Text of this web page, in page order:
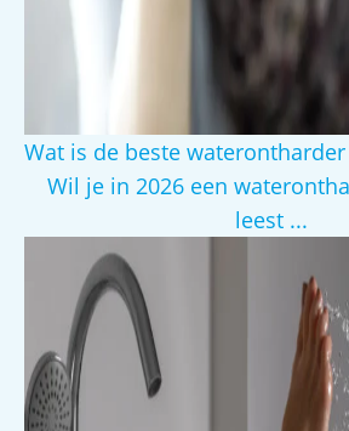
Wat is de beste waterontharder
Wil je in 2026 een
leest ...